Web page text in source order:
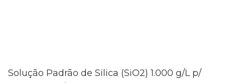
Solução Padrão de Silica (SiO2) 1.000 g/L p/